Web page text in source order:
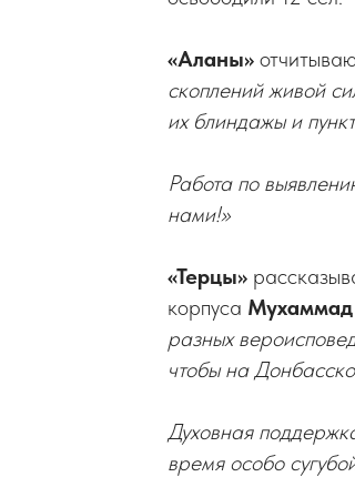
«Аланы»
скоплений живой
их блиндажы и
Работа по
нами!»
«Терцы»
корпуса Мухаммад
разных
чтобы на
Духовная
время особо